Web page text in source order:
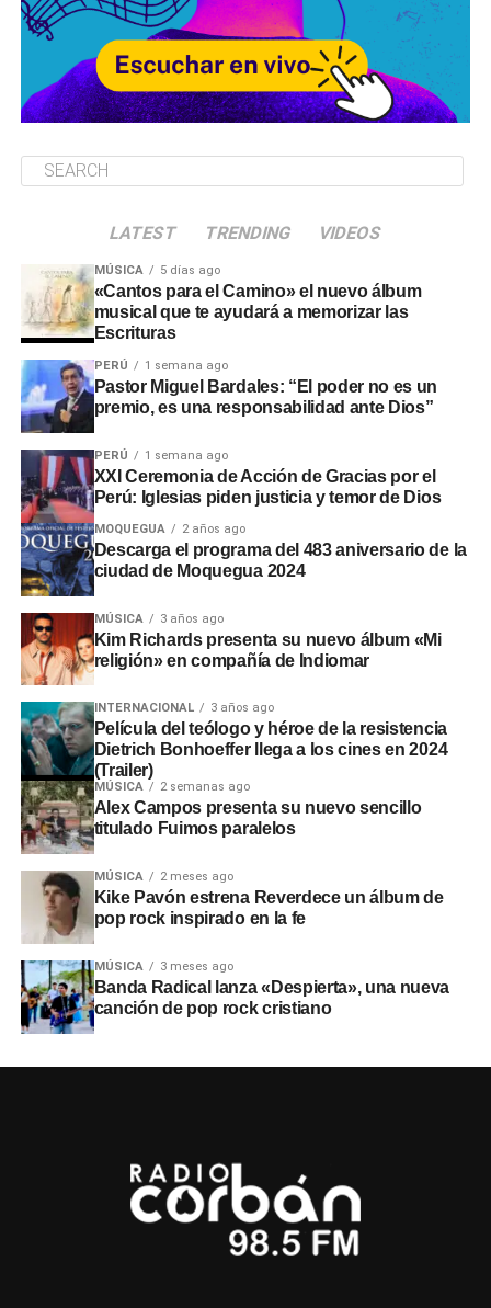
LATEST TRENDING VIDEOS
MÚSICA 5 días ago
«Cantos para el Camino» el nuevo álbum
musical que te ayudará a memorizar las
Escrituras
PERÚ 1 semana ago
Pastor Miguel Bardales: “El poder no es un
premio, es una responsabilidad ante Dios”
PERÚ 1 semana ago
XXI Ceremonia de Acción de Gracias por el
Perú: Iglesias piden justicia y temor de Dios
MOQUEGUA 2 años ago
Descarga el programa del 483 aniversario de la
ciudad de Moquegua 2024
MÚSICA 3 años ago
Kim Richards presenta su nuevo álbum «Mi
religión» en compañía de Indiomar
INTERNACIONAL 3 años ago
Película del teólogo y héroe de la resistencia
Dietrich Bonhoeffer llega a los cines en 2024
(Trailer)
MÚSICA 2 semanas ago
Alex Campos presenta su nuevo sencillo
titulado Fuimos paralelos
MÚSICA 2 meses ago
Kike Pavón estrena Reverdece un álbum de
pop rock inspirado en la fe
MÚSICA 3 meses ago
Banda Radical lanza «Despierta», una nueva
canción de pop rock cristiano